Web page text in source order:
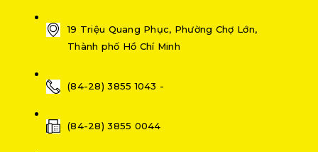
19 Triệu Quang Phục, Phường Chợ Lớn,
Thành phố Hồ Chí Minh
(84-28) 3855 1043 -
(84-28) 3855 0044